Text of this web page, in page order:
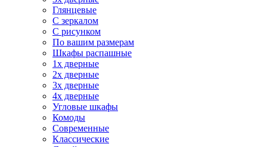
Глянцевые
С зеркалом
С рисунком
По вашим размерам
Шкафы распашные
1х дверные
2х дверные
3х дверные
4х дверные
Угловые шкафы
Комоды
Современные
Классические